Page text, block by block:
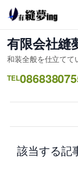
内
容
を
ス
キ
ッ
有限会社縫
和装全般を仕立てて
TEL
該当する記